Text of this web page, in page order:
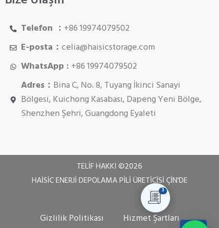
3
Telefon ： +86 19974079502
E-posta： celia@haisicstorage.com
WhatsApp : +86 19974079502
Adres： Bina C, No. 8, Tuyang İkinci Sanayi
Bölgesi, Kuichong Kasabası, Dapeng Yeni Bölge,
Shenzhen Şehri, Guangdong Eyaleti
TELIF HAKKI ©2026
HAISIC ENERJI DEPOLAMA PILI ÜRETICISI ÇIN'DE
Gizlilik Politikası Hizmet Şartları